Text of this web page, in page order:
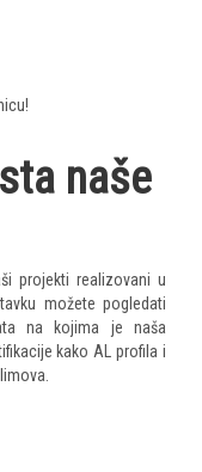
naše
projekti realizovani u
možete pogledati
na kojima je naša
kako AL profila i